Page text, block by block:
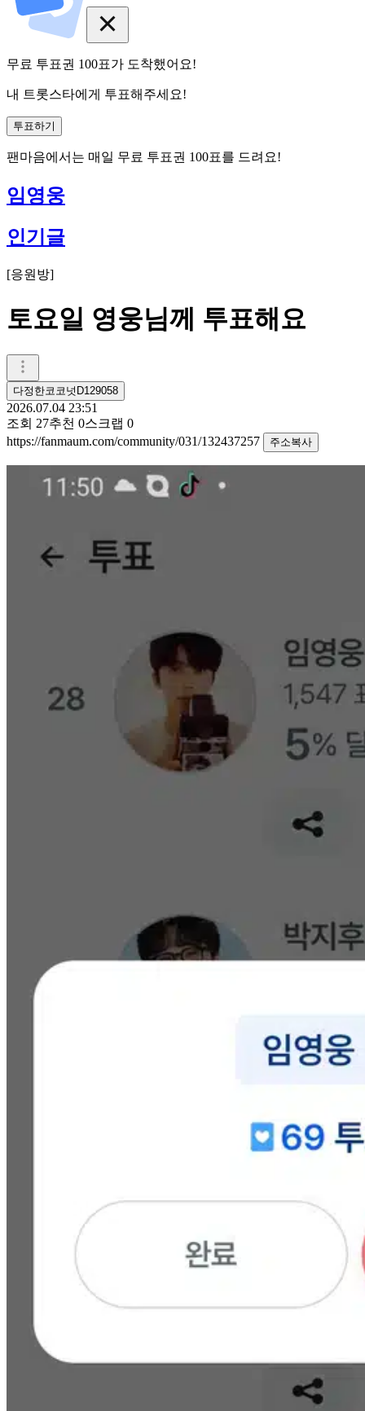
무료 투표권 100표가 도착했어요!
내 트롯스타에게 투표해주세요!
투표하기
팬마음에서는 매일 무료 투표권 100표를 드려요!
임영웅
인기글
[응원방]
토요일 영웅님께 투표해요
다정한코코넛D129058
2026.07.04 23:51
조회 27추천 0스크랩 0
https://fanmaum.com/community/031/132437257
주소복사